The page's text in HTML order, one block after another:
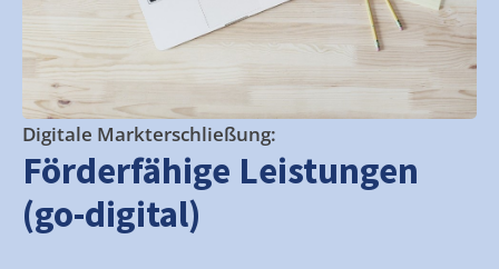
Digitale Markterschließung:
Förderfähige Leistungen
(go-digital)